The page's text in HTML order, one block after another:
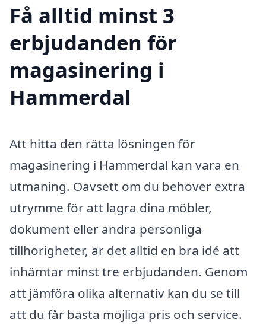
Få alltid minst 3
erbjudanden för
magasinering i
Hammerdal
Att hitta den rätta lösningen för
magasinering i Hammerdal kan vara en
utmaning. Oavsett om du behöver extra
utrymme för att lagra dina möbler,
dokument eller andra personliga
tillhörigheter, är det alltid en bra idé att
inhämtar minst tre erbjudanden. Genom
att jämföra olika alternativ kan du se till
att du får bästa möjliga pris och service.